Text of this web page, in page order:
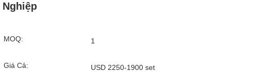
Nghiệp
MOQ: 1
Giá Cả: USD 2250-1900 set